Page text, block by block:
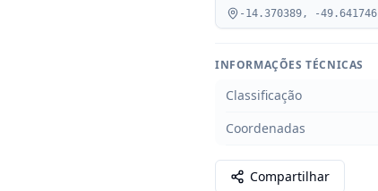
-14.370389, -49.641746
INFORMAÇÕES TÉCNICAS
Classificação
Coordenadas
Compartilhar